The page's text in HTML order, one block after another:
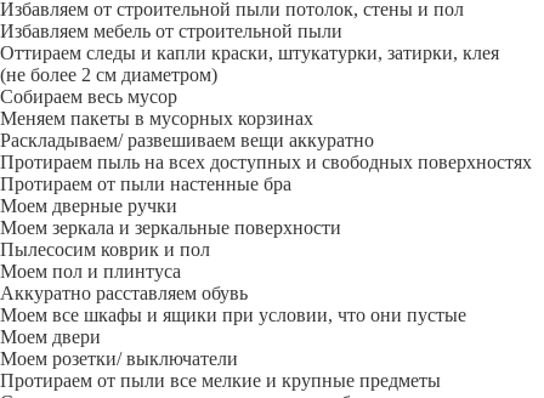
Избавляем от строительной пыли потолок, стены и пол
Избавляем мебель от строительной пыли
Оттираем следы и капли краски, штукатурки, затирки, клея
(не более 2 см диаметром)
Собираем весь мусор
Меняем пакеты в мусорных корзинах
Раскладываем/ развешиваем вещи аккуратно
Протираем пыль на всех доступных и свободных поверхностях
Протираем от пыли настенные бра
Моем дверные ручки
Моем зеркала и зеркальные поверхности
Пылесосим коврик и пол
Моем пол и плинтуса
Аккуратно расставляем обувь
Моем все шкафы и ящики при условии, что они пустые
Моем двери
Моем розетки/ выключатели
Протираем от пыли все мелкие и крупные предметы